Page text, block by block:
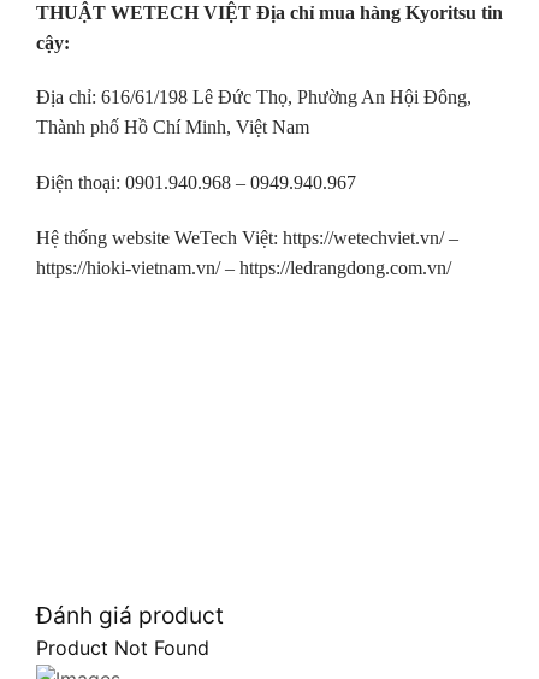
THUẬT WETECH VIỆT Địa chỉ mua hàng Kyoritsu tin
cậy:
Địa chỉ: 616/61/198 Lê Đức Thọ, Phường An Hội Đông,
Thành phố Hồ Chí Minh, Việt Nam
Điện thoại: 0901.940.968 – 0949.940.967
Hệ thống website WeTech Việt: https://wetechviet.vn/–
https://hioki-vietnam.vn/– https://ledrangdong.com.vn/
Đánh giá product
Product Not Found